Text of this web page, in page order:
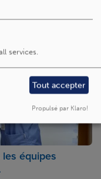
équipes
services.
Tout accepter
Propulsé par Klaro!